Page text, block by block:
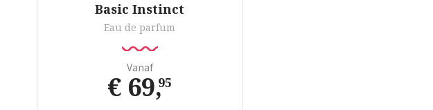
Basic Instinct
Eau de parfum
Vanaf
€ 69,95